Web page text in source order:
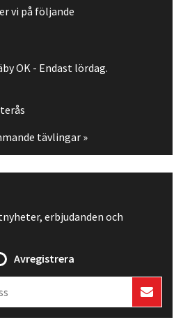
vi på följande
OK - Endast lördag.
tävlingar »
erbjudanden och
Avregistrera